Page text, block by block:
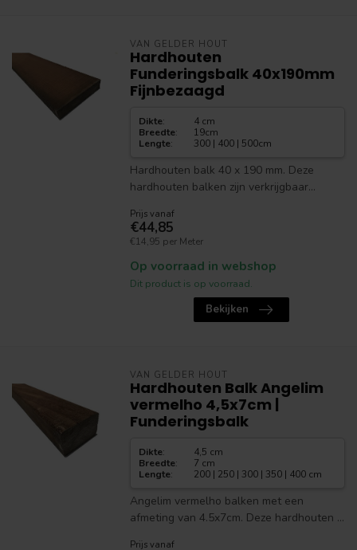
VAN GELDER HOUT
Hardhouten
Funderingsbalk 40x190mm
Fijnbezaagd
Dikte:
4 cm
Breedte:
19cm
Lengte: 300 | 400 | 500cm
Hardhouten balk 40 x 190 mm. Deze
hardhouten balken zijn verkrijgbaar...
Prijs vanaf
€44,85
€14,95 per Meter
Op voorraad in webshop
Dit product is op voorraad.
Bekijken
VAN GELDER HOUT
Hardhouten Balk Angelim
vermelho 4,5x7cm |
Funderingsbalk
Dikte:
4,5 cm
Breedte:
7 cm
Lengte: 200 | 250 | 300 | 350 | 400 cm
Angelim vermelho balken met een
afmeting van 4.5x7cm. Deze hardhouten ...
Prijs vanaf